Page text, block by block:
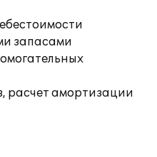
запасами
расчет амортизации